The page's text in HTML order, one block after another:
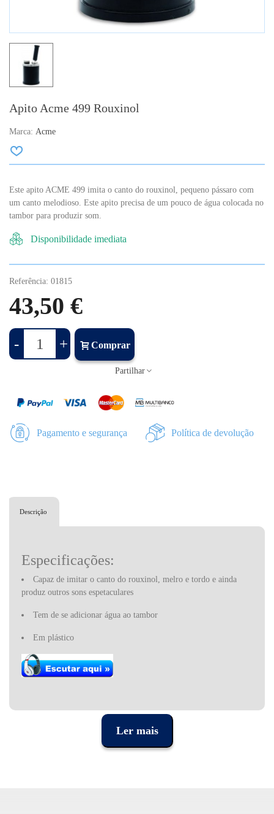
Apito Acme 499 Rouxinol
Marca: Acme
Este apito ACME 499 imita o canto do rouxinol, pequeno pássaro com
um canto melodioso. Este apito precisa de um pouco de água colocada no
tambor para produzir som.
Disponibilidade imediata
Referência: 01815
43,50 €
- + Comprar
Partilhar
Pagamento e segurança Política de devolução
Descrição
Especificações:
Capaz de imitar o canto do rouxinol, melro e tordo e ainda
produz outros sons espetaculares
Tem de se adicionar água ao tambor
Em plástico
Ler mais